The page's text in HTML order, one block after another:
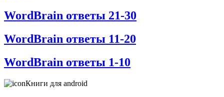
WordBrain ответы 21-30
WordBrain ответы 11-20
WordBrain ответы 1-10
Книги для android